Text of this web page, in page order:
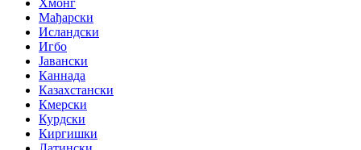
Мађарски
Исландски
Игбо
Јавански
Каннада
Казахстански
Кмерски
Курдски
Киргишки